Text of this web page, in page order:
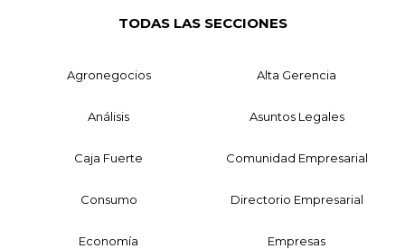
TODAS LAS SECCIONES
Agronegocios Alta Gerencia
Análisis Asuntos Legales
Caja Fuerte Comunidad Empresarial
Consumo Directorio Empresarial
Economía Empresas